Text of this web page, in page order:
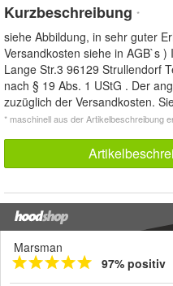
Kurzbeschreibung *
siehe Abbildung, in sehr guter
Versandkosten siehe in AGB`s
Lange Str.3 96129 Strullendorf
nach § 19 Abs. 1 UStG . Der
zuzüglich der Versandkosten.
* maschinell aus der Artikelbeschreibung
Marsman
97% positiv